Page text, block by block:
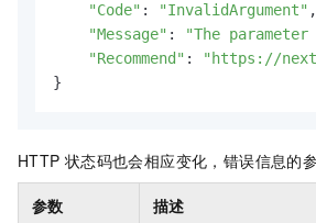
"Code" : "InvalidArgument" ,
"Message" :
"The
"Recommend" :
"https://
}
HTTP 状态码也会相应变化，错误信息的
参数 描述